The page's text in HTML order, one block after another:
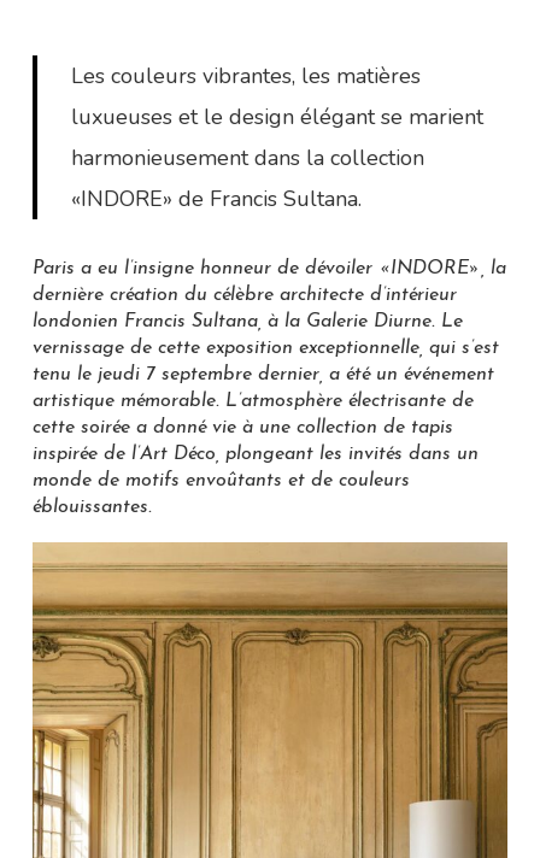
Les couleurs vibrantes, les matières
luxueuses et le design élégant se marient
harmonieusement dans la collection
«INDORE» de Francis Sultana.
Paris a eu l’insigne honneur de dévoiler «INDORE», la
dernière création du célèbre architecte d’intérieur
londonien Francis Sultana, à la Galerie Diurne. Le
vernissage de cette exposition exceptionnelle, qui s’est
tenu le jeudi 7 septembre dernier, a été un événement
artistique mémorable. L’atmosphère électrisante de
cette soirée a donné vie à une collection de tapis
inspirée de l’Art Déco, plongeant les invités dans un
monde de motifs envoûtants et de couleurs
éblouissantes.